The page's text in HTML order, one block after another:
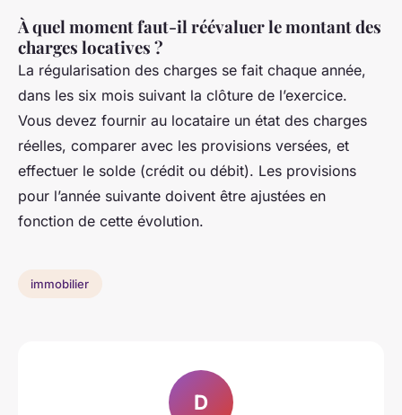
À quel moment faut-il réévaluer le montant des
charges locatives ?
La régularisation des charges se fait chaque année,
dans les six mois suivant la clôture de l’exercice.
Vous devez fournir au locataire un état des charges
réelles, comparer avec les provisions versées, et
effectuer le solde (crédit ou débit). Les provisions
pour l’année suivante doivent être ajustées en
fonction de cette évolution.
immobilier
D